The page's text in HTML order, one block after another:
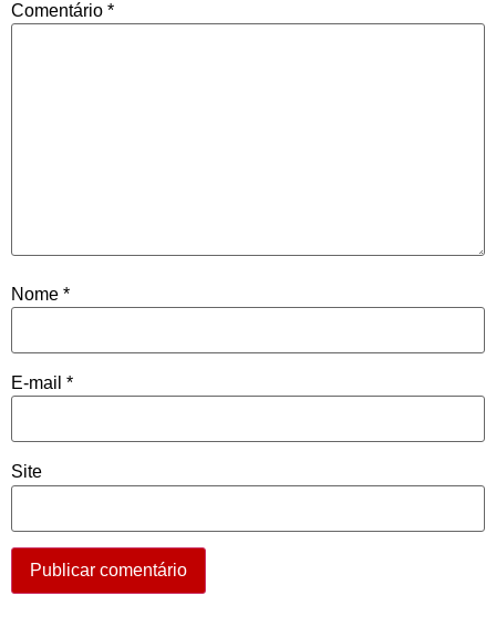
Comentário *
Nome *
E-mail *
Site